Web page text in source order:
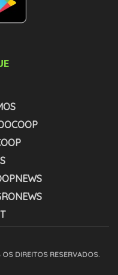
DIREITOS RESERVADOS.